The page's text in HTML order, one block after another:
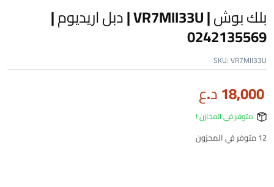
بلك بوش | VR7MII33U | دبل اريديوم |
0242135569
SKU:VR7MII33U
18,000د.ع
متوفر في المخازن !
12 متوفر في المخزون